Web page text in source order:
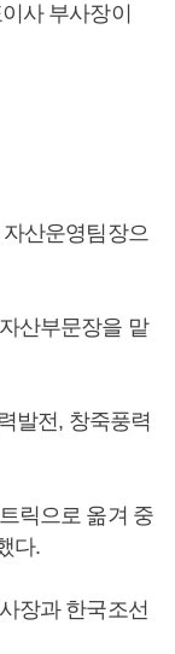
사 부사장이
산운영팀장으
산부문장을 맡
발전, 창죽풍력
릭으로 옮겨 중
다.
장과 한국조선